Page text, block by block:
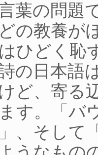
葉の問題
の教養が
ひどく恥
の日本語
ど、寄る
す。「バ
、そして